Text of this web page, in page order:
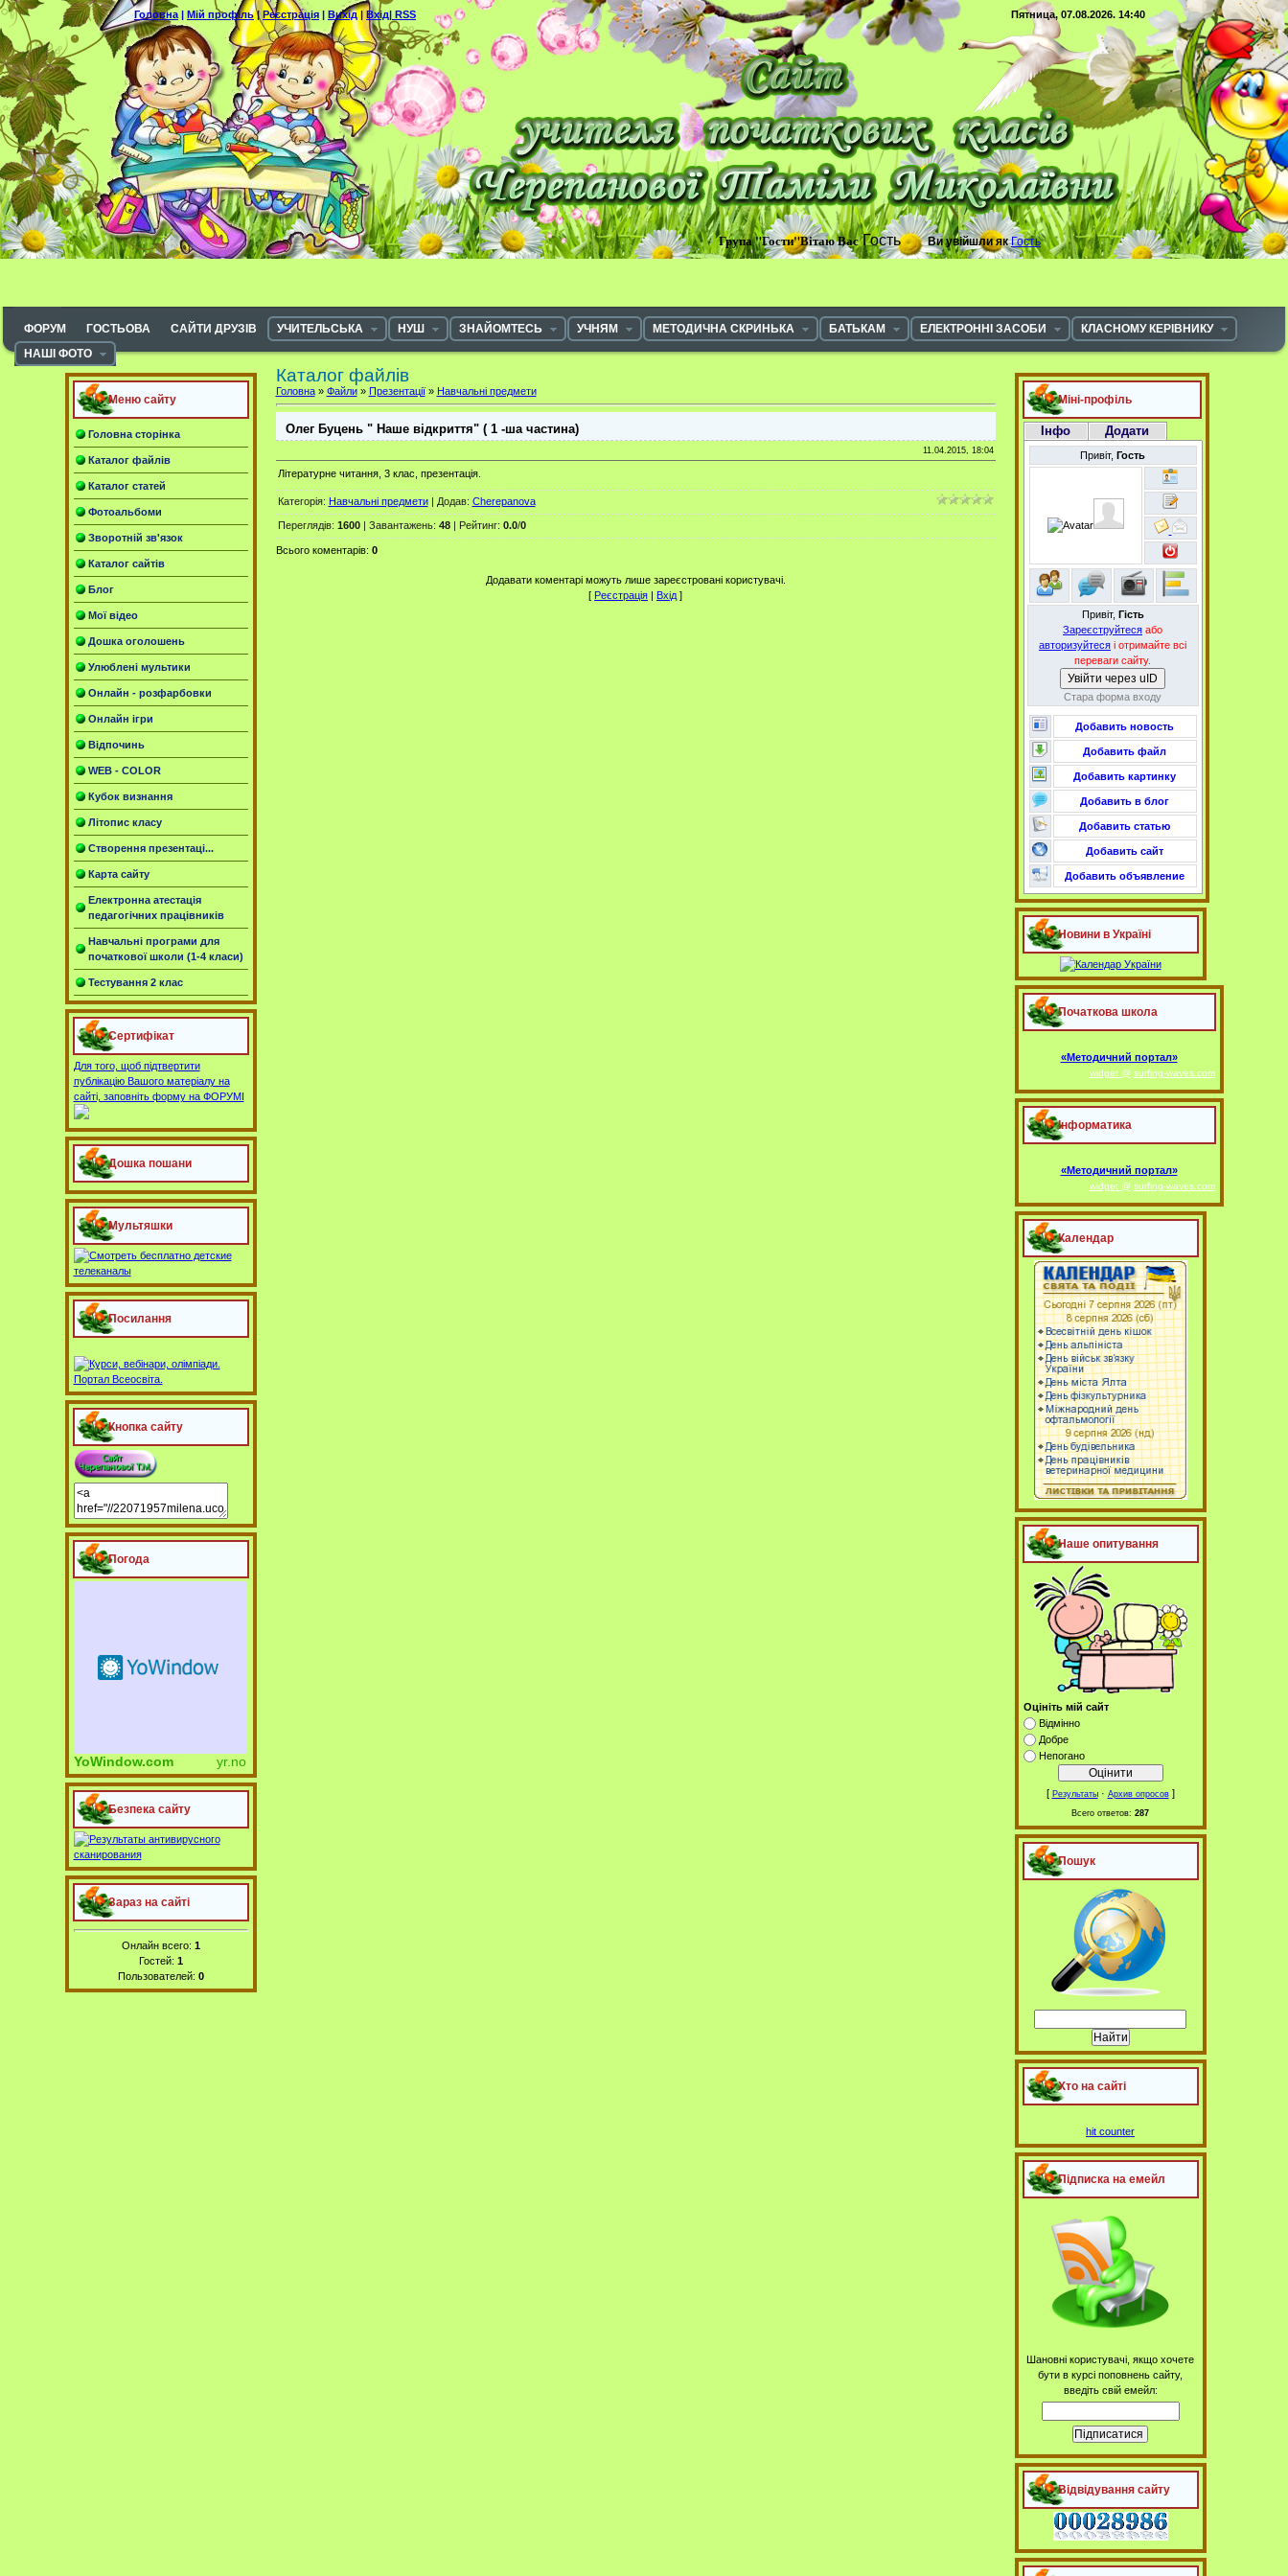
Головна | Мій профіль|Реєстрація | Вихід |Вхід| RSS Пятница, 07.08.2026. 14:40
Група "Гости"Вітаю ВасГость Ви увійшли як Гость
ФОРУМ ГОСТЬОВА САЙТИ ДРУЗІВ УЧИТЕЛЬСЬКА НУШ ЗНАЙОМТЕСЬ УЧНЯМ МЕТОДИЧНА СКРИНЬКА БАТЬКАМ ЕЛЕКТРОННІ ЗАСОБИ
КЛАСНОМУ КЕРІВНИКУ
НАШІ ФОТО
Меню сайту
Головна сторінка
Каталог файлів
Каталог статей
Фотоальбоми
Зворотній зв'язок
Каталог сайтів
Блог
Мої відео
Дошка оголошень
Улюблені мультики
Онлайн - розфарбовки
Онлайн ігри
Відпочинь
WEB - COLOR
Кубок визнання
Літопис класу
Створення презентаці...
Карта сайту
Електронна атестація
педагогічних працівників
Навчальні програми для
початкової школи (1-4 класи)
Тестування 2 клас
Сертифікат
Для того, щоб підтвертити
публікацію Вашого матеріалу на
сайті, заповніть форму на ФОРУМІ
Дошка пошани
Мультяшки
Посилання
Кнопка сайту
Погода
YoWindow.com yr.no
Безпека сайту
Зараз на сайті
Онлайн всего: 1
Гостей: 1
Пользователей: 0
Каталог файлів
Головна» Файли» Презентації» Навчальні предмети
Олег Буцень " Наше відкриття" ( 1 -ша частина)
11.04.2015, 18:04
Літературне читання, 3 клас, презентація.
Категорія: Навчальні предмети| Додав: Cherepanova
Переглядів: 1600| Завантажень: 48| Рейтинг: 0.0/0
Всього коментарів: 0
Додавати коментарі можуть лише зареєстровані користувачі.
[ Реєстрація | Вхід ]
Міні-профіль
Інфо Додати
Привіт, Гость
Привіт, Гість
Зареєструйтеся або
авторизуйтеся і отримайте всі
переваги сайту.
Увійти через uID
Стара форма входу
Добавить новость
Добавить файл
Добавить картинку
Добавить в блог
Добавить статью
Добавить сайт
Добавить объявление
Новини в Україні
Початкова школа
«Методичний портал»
widget @ surfing-waves.com
Інформатика
«Методичний портал»
widget @ surfing-waves.com
Календар
Наше опитування
Оцініть мій сайт
Відмінно
Добре
Непогано
[ Результаты· Архив опросов]
Всего ответов: 287
Пошук
Хто на сайті
hit counter
Підписка на емейл
Шановні користувачі, якщо хочете
бути в курсі поповнень сайту,
введіть свій емейл:
Відвідування сайту